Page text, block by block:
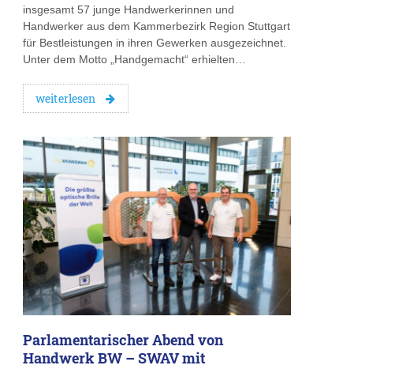
insgesamt 57 junge Handwerkerinnen und
Handwerker aus dem Kammerbezirk Region Stuttgart
für Bestleistungen in ihren Gewerken ausgezeichnet.
Unter dem Motto „Handgemacht“ erhielten…
weiterlesen
Parlamentarischer Abend von
Handwerk BW – SWAV mit